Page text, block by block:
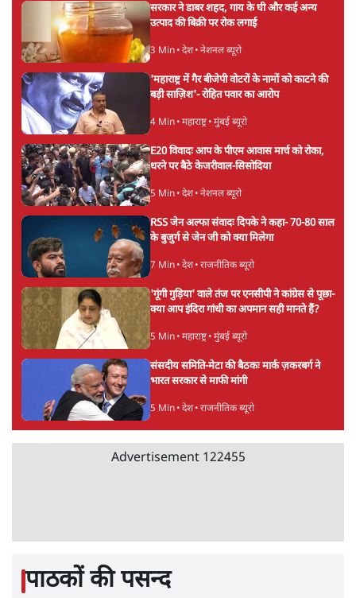
सरकार ने डाबर शहद, गाय के घी और कई अन्य
उत्पाद की बिक्री पर रोक लगाई
3 Min• देश• नेशनल ब्यूरो
'महाराष्ट्र में गैर बीजेपी वोटरों के नामों को काटने की
बड़ी साज़िश'- रोहित पवार का आरोप
4 Min• महाराष्ट्र• मुंबई ब्यूरो
E20 विवादः आप के पीएम आवास मार्च को रोका,
धरने पर बैठे केजरीवाल-सिसोदिया
5 Min• देश• नेशनल ब्यूरो
RSS जेन अल्फा संवादः दिपके ने कहा- 70-80 साल
के बुजुर्ग से जेन जी को क्या मिलेगा
7 Min• देश• राजनीतिक ब्यूरो
'गूंगी गुड़िया' वाले तंज पर एनसीपी ने कांग्रेस से पूछा-
क्या आप इंदिरा गांधी का अपमान सही मानते हैं?
5 Min• महाराष्ट्र• मुंबई ब्यूरो
संसदीय समिति-मेटा की बैठकः मार्क ज़करबर्ग ने
भारत सरकार से माफी मांगी
5 Min• देश• राजनीतिक ब्यूरो
Advertisement 122455
पाठकों की पसन्द